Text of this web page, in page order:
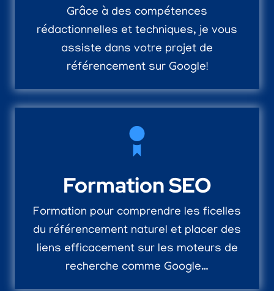
Grâce à des compétences
rédactionnelles et techniques, je vous
assiste dans votre projet de
référencement sur Google!
Formation SEO
Formation pour comprendre les ficelles
du référencement naturel et placer des
liens efficacement sur les moteurs de
recherche comme Google…